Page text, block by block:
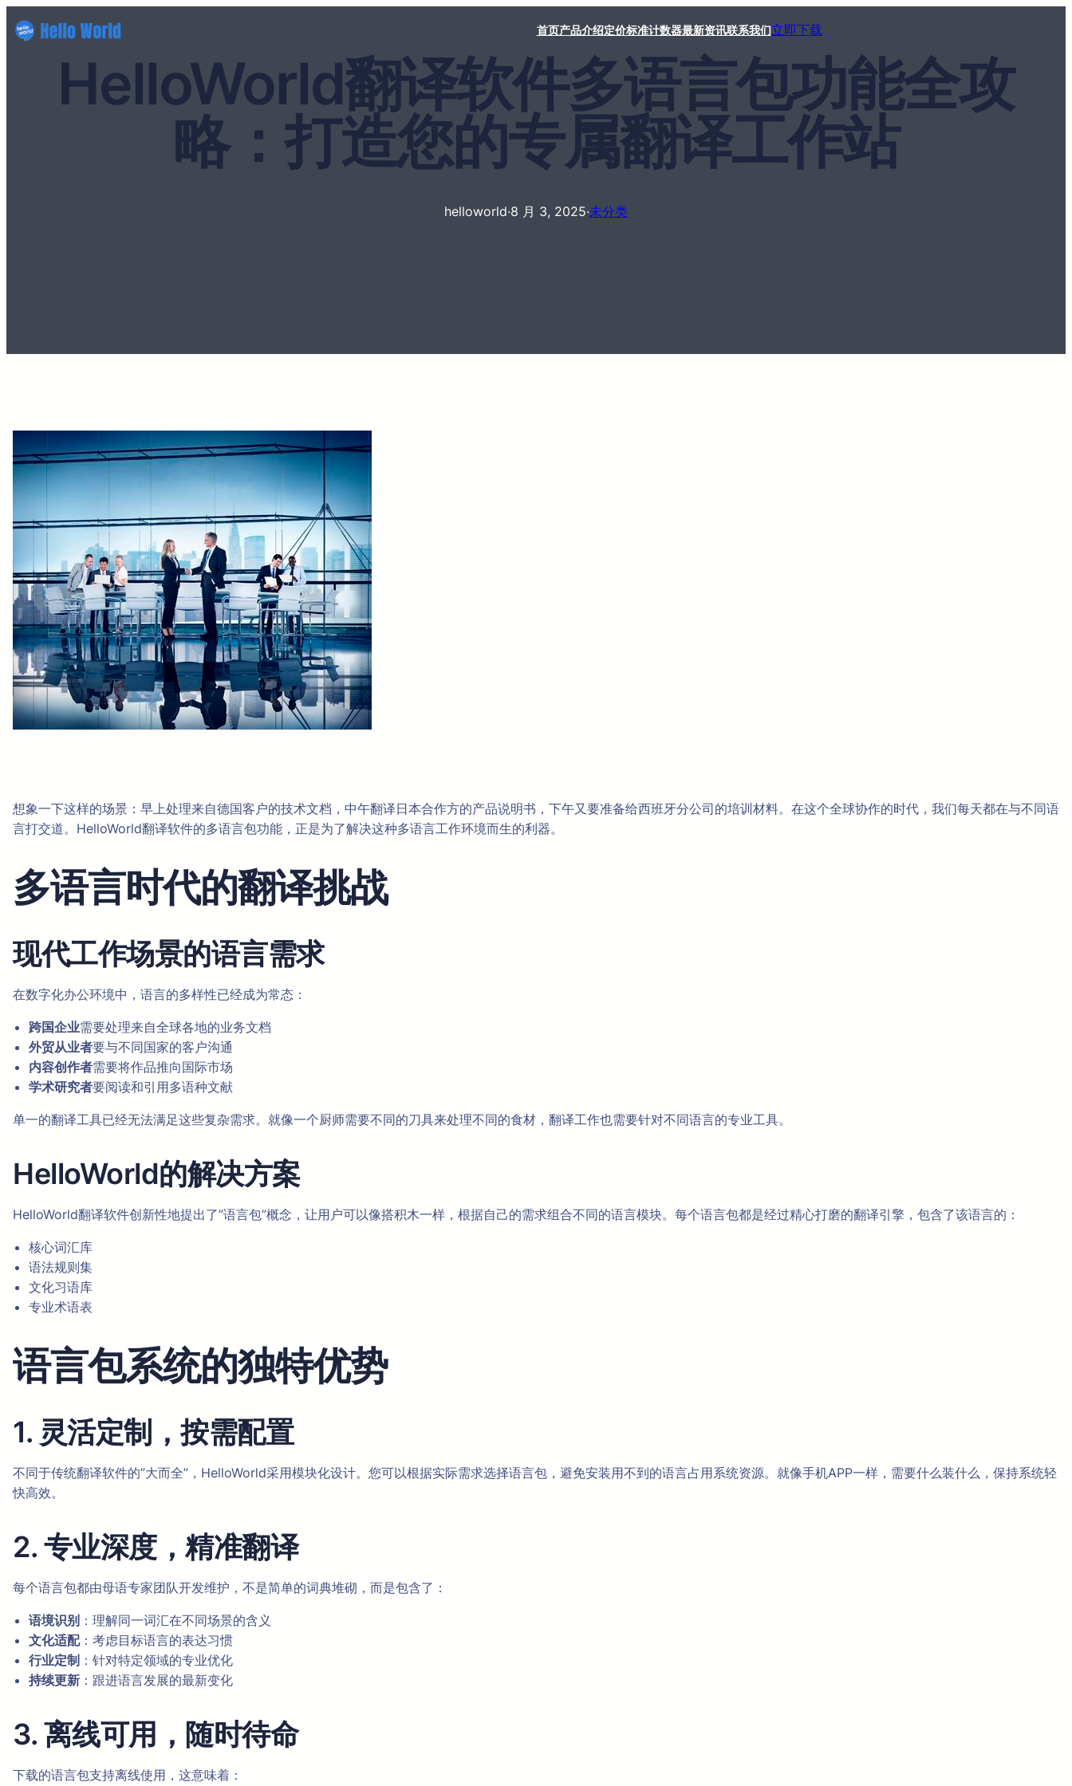
首页产品介绍定价标准计数器最新资讯联系我们立即下载
HelloWorld翻译软件多语言包功能全攻
略：打造您的专属翻译工作站
helloworld·8 月 3, 2025·未分类
想象一下这样的场景：早上处理来自德国客户的技术文档，中午翻译日本合作方的产品说明书，下午又要准备给西班牙分公司的培训材料。在这个全球协作的时代，我们每天都在与不同语
言打交道。HelloWorld翻译软件的多语言包功能，正是为了解决这种多语言工作环境而生的利器。
多语言时代的翻译挑战
现代工作场景的语言需求
在数字化办公环境中，语言的多样性已经成为常态：
跨国企业需要处理来自全球各地的业务文档
外贸从业者要与不同国家的客户沟通
内容创作者需要将作品推向国际市场
学术研究者要阅读和引用多语种文献
单一的翻译工具已经无法满足这些复杂需求。就像一个厨师需要不同的刀具来处理不同的食材，翻译工作也需要针对不同语言的专业工具。
HelloWorld的解决方案
HelloWorld翻译软件创新性地提出了”语言包”概念，让用户可以像搭积木一样，根据自己的需求组合不同的语言模块。每个语言包都是经过精心打磨的翻译引擎，包含了该语言的：
核心词汇库
语法规则集
文化习语库
专业术语表
语言包系统的独特优势
1. 灵活定制，按需配置
不同于传统翻译软件的”大而全”，HelloWorld采用模块化设计。您可以根据实际需求选择语言包，避免安装用不到的语言占用系统资源。就像手机APP一样，需要什么装什么，保持系统轻
快高效。
2. 专业深度，精准翻译
每个语言包都由母语专家团队开发维护，不是简单的词典堆砌，而是包含了：
语境识别 ：理解同一词汇在不同场景的含义
文化适配：考虑目标语言的表达习惯
行业定制 ：针对特定领域的专业优化
持续更新 ：跟进语言发展的最新变化
3. 离线可用，随时待命
下载的语言包支持离线使用，这意味着：